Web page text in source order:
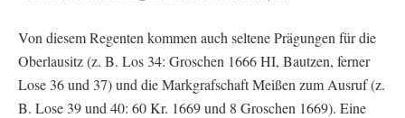
Von diesem Regenten kommen auch seltene Prägungen für die
Oberlausitz (z. B. Los 34: Groschen 1666 HI, Bautzen, ferner
Lose 36 und 37) und die Markgrafschaft Meißen zum Ausruf (z.
B. Lose 39 und 40: 60 Kr. 1669 und 8 Groschen 1669). Eine